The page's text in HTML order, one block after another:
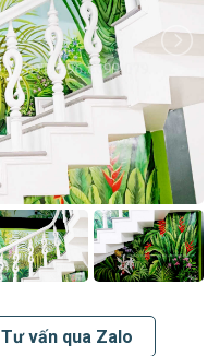
Tư vấn qua Zalo